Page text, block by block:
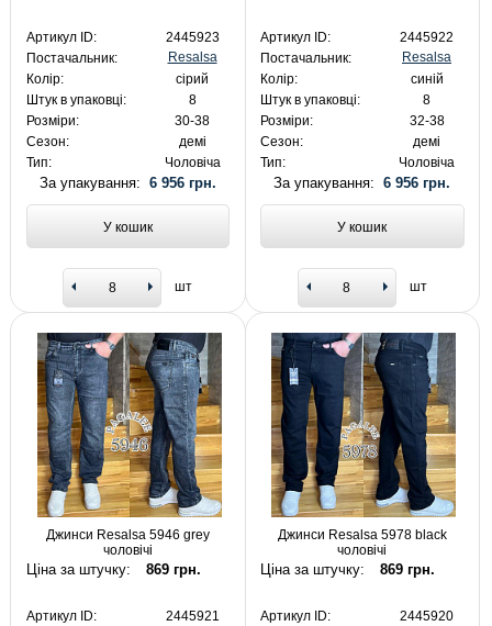
Артикул ID:
2445923
Постачальник:
Resalsa
Колір:
сірий
Штук в упаковці:
8
Розміри:
30-38
Сезон:
демі
Тип:
Чоловіча
За упакування: 6 956 грн.
У кошик
шт
Артикул ID:
2445922
Постачальник:
Resalsa
Колір:
синій
Штук в упаковці:
8
Розміри:
32-38
Сезон:
демі
Тип:
Чоловіча
За упакування:6 956 грн.
У кошик
шт
Джинси Resalsa 5946 grey
чоловічі
Ціна за штучку: 869 грн.
Артикул ID:
2445921
Джинси Resalsa 5978 black
чоловічі
Ціна за штучку: 869 грн.
Артикул ID:
2445920